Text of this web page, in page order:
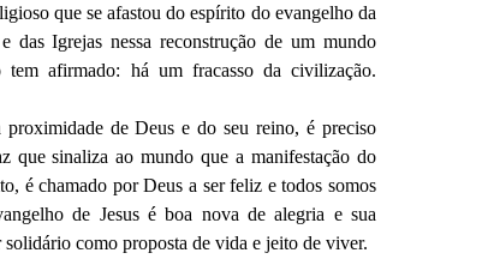
que se afastou do espírito do evangelho da
Igrejas nessa reconstrução de um mundo
afirmado: há um fracasso da civilização.
proximidade de Deus e do seu reino, é preciso
sinaliza ao mundo que a manifestação do
é chamado por Deus a ser feliz e todos somos
de Jesus é boa nova de alegria e sua
solidário como proposta de vida e jeito de viver.